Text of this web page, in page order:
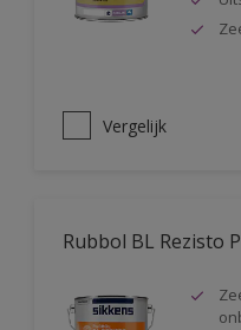
Vergelijk
Rubbol BL Rezisto